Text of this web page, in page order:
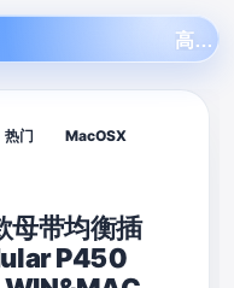
热门 MacOSX
母带均衡插
P450
高品质大师签名款母带均衡插件！Pulsar Modular P450 MDN EQ v1.0.1 WIN&MAC U2B